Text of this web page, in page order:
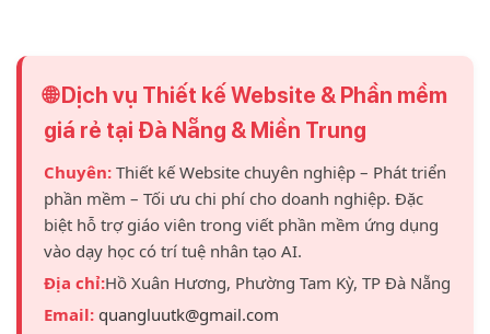
🌐 Dịch vụ Thiết kế Website & Phần mềm
giá rẻ tại Đà Nẵng & Miền Trung
Chuyên: Thiết kế Website chuyên nghiệp – Phát triển
phần mềm – Tối ưu chi phí cho doanh nghiệp. Đặc
biệt hỗ trợ giáo viên trong viết phần mềm ứng dụng
vào dạy học có trí tuệ nhân tạo AI.
Địa chỉ:Hồ Xuân Hương, Phường Tam Kỳ, TP Đà Nẵng
Email: quangluutk@gmail.com